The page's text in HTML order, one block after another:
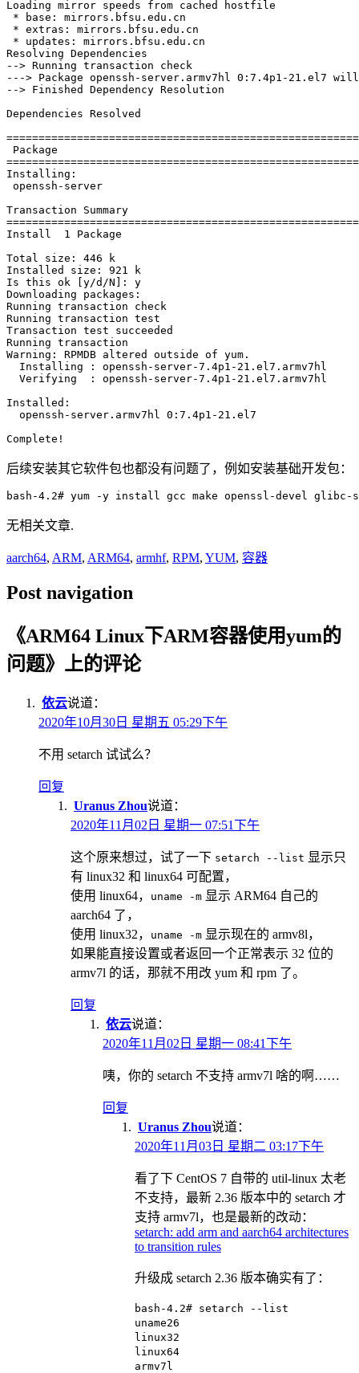
Loading mirror speeds from cached hostfile
* base: mirrors.bfsu.edu.cn
* extras: mirrors.bfsu.edu.cn
* updates: mirrors.bfsu.edu.cn
Resolving Dependencies
--> Running transaction check
---> Package openssh-server.armv7hl 0:7.4p1-21.el7
--> Finished Dependency Resolution
Dependencies Resolved
Package
Installing:
openssh-server
Transaction Summary
Install  1 Package
Total size: 446 k
Installed size: 921 k
Is this ok [y/d/N]: y
Downloading packages:
Running transaction check
Running transaction test
Transaction test succeeded
Running transaction
Warning: RPMDB altered outside of yum.
Installing : openssh-server-7.4p1-21.el7.armv7hl
Verifying  : openssh-server-7.4p1-21.el7.armv7hl
Installed:
  openssh-server.armv7hl 0:7.4p1-21.el7
后续安装其它软件包也都没有问题了，例如安装基础开发包：
无相关文章.
aarch64, ARM, ARM64, armhf, RPM, YUM, 容器
Post navigation
《ARM64 Linux下ARM容器使用yum的
问题》上的评论
依云说道：
2020年10月30日 星期五 05:29下午
不用 setarch 试试么？
回复
Uranus Zhou说道：
2020年11月02日 星期一 07:51下午
这个原来想过，试了一下 setarch --list 显示只
有 linux32 和 linux64 可配置，
使用 linux64，
uname -m 显示 ARM64 自己的
aarch64 了，
使用 linux32，
uname -m 显示现在的 armv8l，
如果能直接设置或者返回一个正常表示 32 位的
armv7l 的话，那就不用改 yum 和 rpm 了。
回复
依云说道：
2020年11月02日 星期一 08:41下午
咦，你的 setarch 不支持 armv7l 啥的啊……
回复
Uranus Zhou说道：
2020年11月03日 星期二 03:17下午
看了下 CentOS 7 自带的 util-linux 太老
不支持，最新 2.36 版本中的 setarch 才
支持 armv7l，也是最新的改动：
setarch: add arm and aarch64 architectures
to transition rules
升级成 setarch 2.36 版本确实有了：
bash-4.2# setarch --list
uname26
linux32
linux64
armv7l